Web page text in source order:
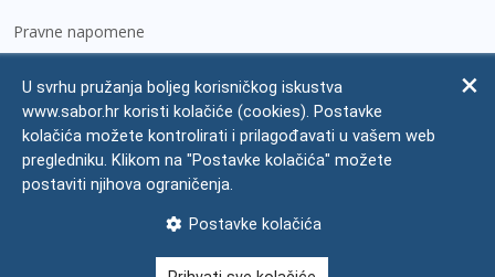
Pravne napomene
Zaštita osobnih podataka
Impressum
Česta pitanja
U svrhu pružanja boljeg korisničkog iskustva
www.sabor.hr koristi kolačiće (cookies). Postavke
kolačića možete kontrolirati i prilagođavati u vašem web
pregledniku. Klikom na "Postavke kolačića" možete
postaviti njihova ograničenja.
Postavke kolačića